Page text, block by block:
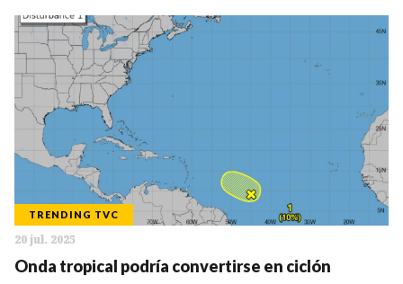
TRENDING TVC
20 jul. 2025
Onda tropical podría convertirse en ciclón